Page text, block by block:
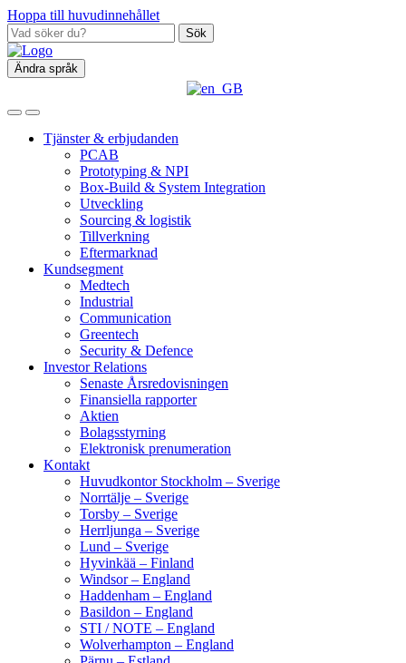
Hoppa till huvudinnehållet
Sök
Ändra språk
Tjänster & erbjudanden
PCAB
Prototyping & NPI
Box‑Build & System Integration
Utveckling
Sourcing & logistik
Tillverkning
Eftermarknad
Kundsegment
Medtech
Industrial
Communication
Greentech
Security & Defence
Investor Relations
Senaste Årsredovisningen
Finansiella rapporter
Aktien
Bolagsstyrning
Elektronisk prenumeration
Kontakt
Huvudkontor Stockholm – Sverige
Norrtälje – Sverige
Torsby – Sverige
Herrljunga – Sverige
Lund – Sverige
Hyvinkää – Finland
Windsor – England
Haddenham – England
Basildon – England
STI / NOTE – England
Wolverhampton – England